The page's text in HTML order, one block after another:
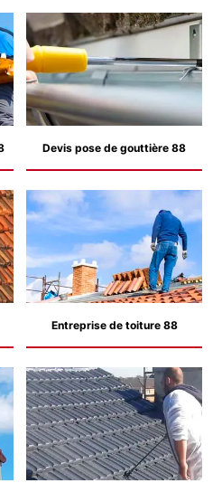
Devis pose de gouttière 88
Entreprise de toiture 88